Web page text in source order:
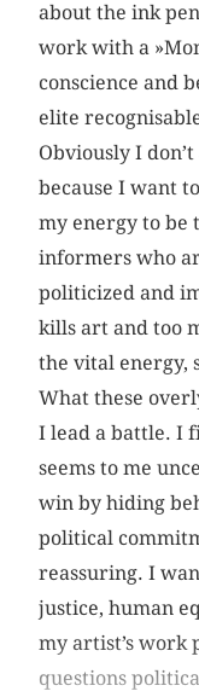
about the ink
work with a
conscience and
elite
Obviously I
because I want
my energy to be
informers who
politicized and
kills art and too
the vital energy,
What these
I lead a battle. I
seems to me
win by hiding
political
reassuring. I
justice, human
my artist’s work
questions